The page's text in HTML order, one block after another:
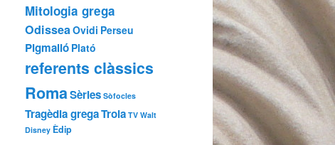
Mitologia grega
OdisseaOvidi Perseu
Pigmalió Plató
referents clàssics
RomaSèries Sòfocles
Tragèdia gregaTroia TV Walt
Disney Èdip